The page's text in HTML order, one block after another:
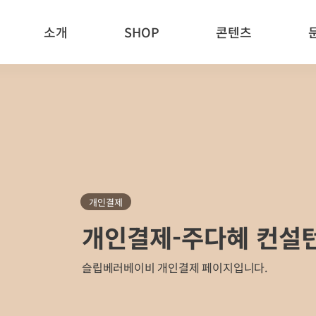
소개 SHOP 콘텐츠
개인결제
개인결제-주다혜 컨설
슬립베러베이비 개인결제 페이지입니다.